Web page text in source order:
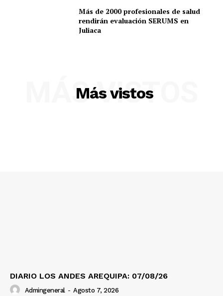
Nosotros
Más de 2000 profesionales de salud
rendirán evaluación SERUMS en
Juliaca
Más vistos
MÁS VISTOS
DIARIO LOS ANDES AREQUIPA: 07/08/26
Admingeneral - Agosto 7, 2026